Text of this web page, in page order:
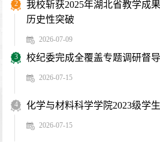
2
我校斩获2025年湖北省教学成
历史性突破
2026-07-09
3 校纪委完成全覆盖专题调研督导
2026-07-15
4 化学与材料科学学院2023级学
2026-07-15